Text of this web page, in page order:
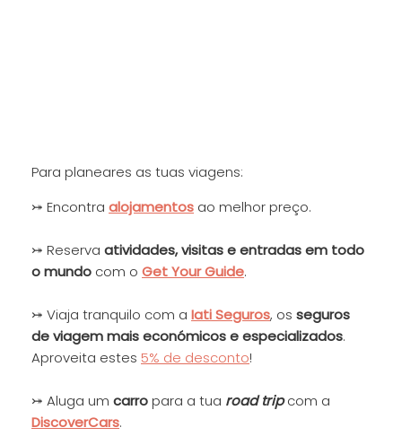
Para planeares as tuas viagens:
⤖ Encontra alojamentos ao melhor preço.
⤖ Reserva atividades, visitas e entradas em todo
o mundo com o Get Your Guide.
⤖ Viaja tranquilo com a Iati Seguros, os seguros
de viagem mais económicos e especializados.
Aproveita estes 5% de desconto!
⤖ Aluga um carropara a tua road tripcom a
DiscoverCars.